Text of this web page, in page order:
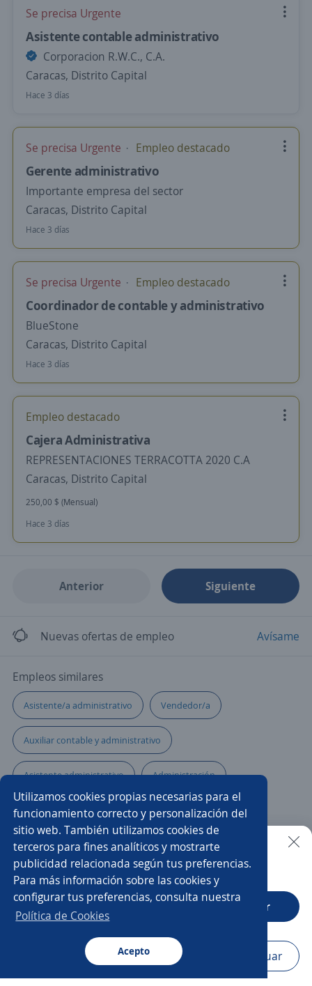
Utilizamos cookies propias necesarias para el
funcionamiento correcto y personalización del
sitio web. También utilizamos cookies de
terceros para fines analíticos y mostrarte
publicidad relacionada según tus preferencias.
Para más información sobre las cookies y
configurar tus preferencias, consulta nuestra
Política de Cookies
Acepto
Buscar Postulaciones Avisos Favoritos
Se precisa Urgente
Asistente contable administrativo
Corporacion R.W.C., C.A.
Caracas, Distrito Capital
Hace 3 días
Se precisa Urgente Empleo destacado
Gerente administrativo
Importante empresa del sector
Caracas, Distrito Capital
Hace 3 días
Se precisa Urgente Empleo destacado
Coordinador de contable y administrativo
BlueStone
Caracas, Distrito Capital
Hace 3 días
Empleo destacado
Cajera Administrativa
REPRESENTACIONES TERRACOTTA 2020 C.A
Caracas, Distrito Capital
250,00 $ (Mensual)
Hace 3 días
Anterior Siguiente
Nuevas ofertas de empleo Avísame
Empleos similares
Asistente/a administrativo Vendedor/a
Auxiliar contable y administrativo
Asistente administrativo Administración
Auxiliar administrativo/a
Ejecutivo/a de atención al cliente Administrador/a
Gerente administrativo Analista Analista contable
Encargado/a de tienda
Asesor/a de ventas Recepcionista auxiliar administrativo
Buscar es más fácil en la app
CT App Abrir
Navegador Continuar